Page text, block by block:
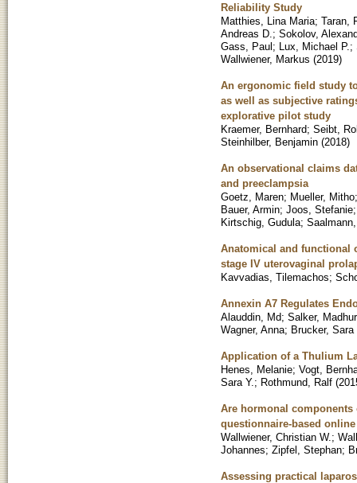
Reliability Study
Matthies, Lina Maria; Taran,
Andreas D. ; Sokolov,
Gass, Paul; Lux, Michael P. ;
Wallwiener, Markus (2019)
An ergonomic field study
as well as subjective
explorative pilot study
Kraemer, Bernhard; Seibt,
Steinhilber, Benjamin (2018)
An observational claims
and preeclampsia
Goetz, Maren; Mueller, Mitho
Bauer, Armin; Joos, Stefanie
Kirtschig, Gudula;
Anatomical and functional
stage IV uterovaginal
Kavvadias, Tilemachos;
Annexin A7 Regulates
Alauddin, Md; Salker,
Wagner, Anna; Brucker, Sara
Application of a Thulium
Henes, Melanie; Vogt,
Sara Y. ; Rothmund, Ralf (
Are hormonal
questionnaire-based
Wallwiener, Christian W. ;
Johannes; Zipfel, Stephan;
Assessing practical